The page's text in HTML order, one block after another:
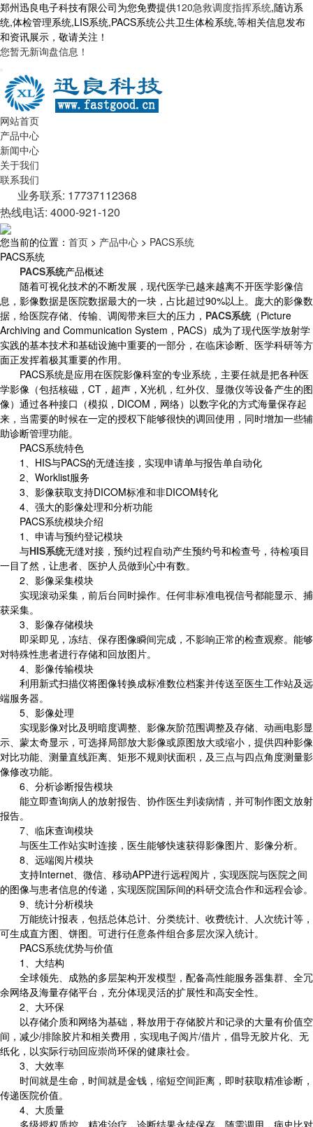
郑州迅良电子科技有限公司为您免费提供120急救调度指挥系统,随访系
统,体检管理系统,LIS系统,PACS系统公共卫生体检系统,等相关信息发布
和资讯展示，敬请关注！
您暂无新询盘信息！
网站首页
产品中心
新闻中心
关于我们
联系我们
业务联系: 17737112368
热线电话: 4000-921-120
您当前的位置： 首页 > 产品中心 > PACS系统
PACS系统
PACS系统产品概述
随着可视化技术的不断发展，现代医学已越来越离不开医学影像信
息，影像数据是医院数据最大的一块，占比超过90%以上。庞大的影像数
据，给医院存储、传输、调阅带来巨大的压力， PACS系统（Picture
Archiving and Communication System，PACS）成为了现代医学放射学
实践的基本技术和基础设施中重要的一部分，在临床诊断、医学科研等方
面正发挥着极其重要的作用。
PACS系统是应用在医院影像科室的专业系统，主要任就是把各种医
学影像（包括核磁，CT，超声，X光机，红外仪、显微仪等设备产生的图
像）通过各种接口（模拟，DICOM，网络）以数字化的方式海量保存起
来，当需要的时候在一定的授权下能够很快的调回使用，同时增加一些辅
助诊断管理功能。
PACS系统特色
1、HIS与PACS的无缝连接，实现申请单与报告单自动化
2、Worklist服务
3、影像获取支持DICOM标准和非DICOM转化
4、强大的影像处理和分析功能
PACS系统模块介绍
1、申请与预约登记模块
与HIS系统无缝对接，预约过程自动产生预约号和检查号，待检项目
一目了然，让患者、医护人员做到心中有数。
2、影像采集模块
实现滚动采集，前后台同时操作。任何非标准电视信号都能显示、捕
获采集。
3、影像存储模块
即采即见，冻结、保存图像瞬间完成，不影响正常的检查观察。能够
对特殊性患者进行存储和回放图片。
4、影像传输模块
利用新式扫描仪将图像转换成标准数位档案并传送至医生工作站及远
端服务器。
5、影像处理
实现影像对比及明暗度调整、影像灰阶范围调整及存储、动画电影显
示、蒙太奇显示，可选择局部放大影像或原图放大或缩小，提供四种影像
对比功能、测量直线距离、矩形不规则状面积，及三点与四点角度测量影
像修改功能。
6、分析诊断报告模块
能立即查询病人的放射报告、协作医生判读病情，并可制作图文放射
报告。
7、临床查询模块
与医生工作站实时连接，医生能够快速获得影像图片、影像分析。
8、远端阅片模块
支持Internet、微信、移动APP进行远程阅片，实现医院与医院之间
的图像与患者信息的传递，实现医院国际间的科研交流合作和远程会诊。
9、统计分析模块
万能统计报表，包括总体总计、分类统计、收费统计、人次统计等，
可生成直方图、饼图。可进行任意条件组合多层次深入统计。
PACS系统优势与价值
1、大结构
全球领先、成熟的多层架构开发模型，配备高性能服务器集群、全冗
余网络及海量存储平台，充分体现灵活的扩展性和高安全性。
2、大环保
以存储介质和网络为基础，释放用于存储胶片和记录的大量有价值空
间，减少/排除胶片和相关费用，实现电子阅片/借片，倡导无胶片化、无
纸化，以实际行动回应崇尚环保的健康社会。
3、大效率
时间就是生命，时间就是金钱，缩短空间距离，即时获取精准诊断，
传递医院价值。
4、大质量